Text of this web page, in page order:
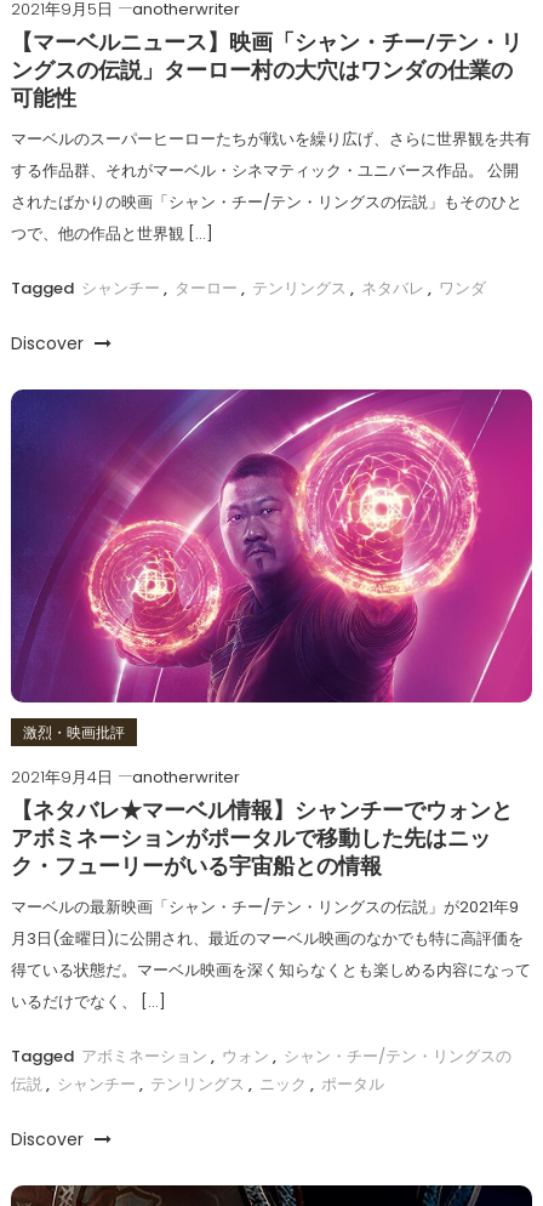
2021年9月5日
anotherwriter
【マーベルニュース】映画「シャン・チー/テン・リ
ングスの伝説」ターロー村の大穴はワンダの仕業の
可能性
マーベルのスーパーヒーローたちが戦いを繰り広げ、さらに世界観を共有
する作品群、それがマーベル・シネマティック・ユニバース作品。 公開
されたばかりの映画「シャン・チー/テン・リングスの伝説」もそのひと
つで、他の作品と世界観 […]
Tagged シャンチー , ターロー , テンリングス , ネタバレ , ワンダ
Discover
激烈・映画批評
2021年9月4日
anotherwriter
【ネタバレ★マーベル情報】シャンチーでウォンと
アボミネーションがポータルで移動した先はニッ
ク・フューリーがいる宇宙船との情報
マーベルの最新映画「シャン・チー/テン・リングスの伝説」が2021年9
月3日(金曜日)に公開され、最近のマーベル映画のなかでも特に高評価を
得ている状態だ。マーベル映画を深く知らなくとも楽しめる内容になって
いるだけでなく、 […]
Tagged アボミネーション , ウォン , シャン・チー/テン・リングスの
伝説, シャンチー , テンリングス , ニック , ポータル
Discover